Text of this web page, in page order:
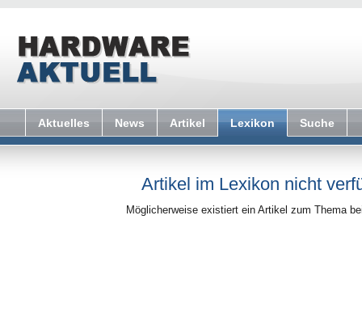
Aktuelles News Artikel Lexikon Suche
Artikel im Lexikon nicht
Möglicherweise existiert ein Artikel zum Thema